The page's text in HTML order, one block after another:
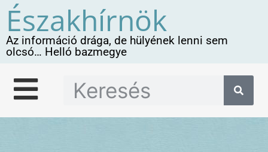
Északhírnök
Az információ drága, de hülyének lenni sem
olcsó… Helló bazmegye